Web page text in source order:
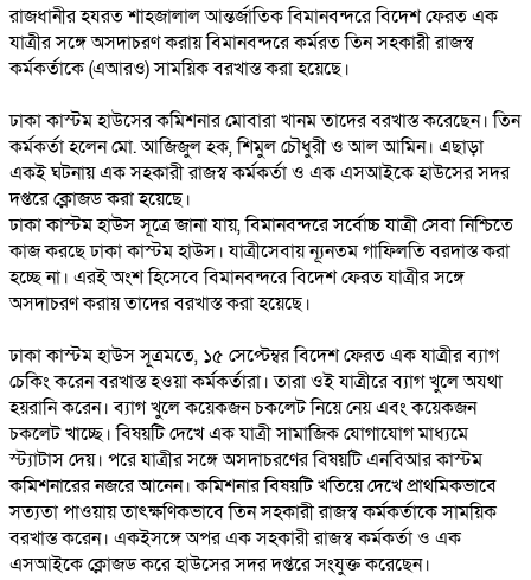
রাজধানীর হযরত শাহজালাল আন্তর্জাতিক বিমানবন্দরে বিদেশ ফেরত এক
যাত্রীর সঙ্গে অসদাচরণ করায় বিমানবন্দরে কর্মরত তিন সহকারী রাজস্ব
কর্মকর্তাকে (এআরও) সাময়িক বরখাস্ত করা হয়েছে।
ঢাকা কাস্টম হাউসের কমিশনার মোবারা খানম তাদের বরখাস্ত করেছেন। তিন
কর্মকর্তা হলেন মো. আজিজুল হক, শিমুল চৌধুরী ও আল আমিন। এছাড়া
একই ঘটনায় এক সহকারী রাজস্ব কর্মকর্তা ও এক এসআইকে হাউসের সদর
দপ্তরে ক্লোজড করা হয়েছে।
ঢাকা কাস্টম হাউস সূত্রে জানা যায়, বিমানবন্দরে সর্বোচ্চ যাত্রী সেবা নিশ্চিতে
কাজ করছে ঢাকা কাস্টম হাউস। যাত্রীসেবায় ন্যূনতম গাফিলতি বরদাস্ত করা
হচ্ছে না। এরই অংশ হিসেবে বিমানবন্দরে বিদেশ ফেরত যাত্রীর সঙ্গে
অসদাচরণ করায় তাদের বরখাস্ত করা হয়েছে।
ঢাকা কাস্টম হাউস সূত্রমতে, ১৫ সেপ্টেম্বর বিদেশ ফেরত এক যাত্রীর ব্যাগ
চেকিং করেন বরখাস্ত হওয়া কর্মকর্তারা। তারা ওই যাত্রীরে ব্যাগ খুলে অযথা
হয়রানি করেন। ব্যাগ খুলে কয়েকজন চকলেট নিয়ে নেয় এবং কয়েকজন
চকলেট খাচ্ছে। বিষয়টি দেখে এক যাত্রী সামাজিক যোগাযোগ মাধ্যমে
স্ট্যাটাস দেয়। পরে যাত্রীর সঙ্গে অসদাচরণের বিষয়টি এনবিআর কাস্টম
কমিশনারের নজরে আনেন। কমিশনার বিষয়টি খতিয়ে দেখে প্রাথমিকভাবে
সত্যতা পাওয়ায় তাৎক্ষণিকভাবে তিন সহকারী রাজস্ব কর্মকর্তাকে সাময়িক
বরখাস্ত করেন। একইসঙ্গে অপর এক সহকারী রাজস্ব কর্মকর্তা ও এক
এসআইকে ক্লোজড করে হাউসের সদর দপ্তরে সংযুক্ত করেছেন।